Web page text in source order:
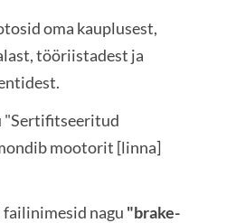
oma kauplusest,
tööriistadest ja
"Sertifitseeritud
mootorit [linna]
failinimesid nagu "brake-